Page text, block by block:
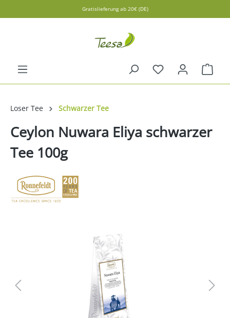
Gratislieferung ab 20€ (DE)
Loser Tee Schwarzer Tee
Ceylon Nuwara Eliya schwarzer
Tee 100g